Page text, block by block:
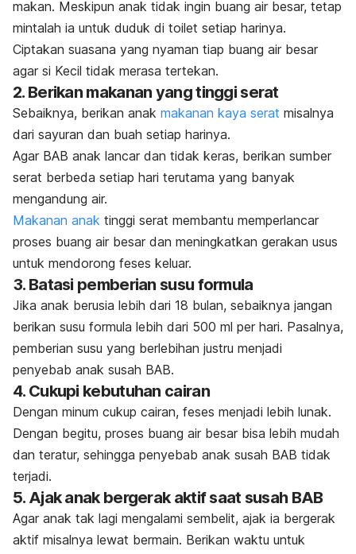
makan. Meskipun anak tidak ingin buang air besar, tetap
mintalah ia untuk duduk di toilet setiap harinya.
Ciptakan suasana yang nyaman tiap buang air besar
agar si Kecil tidak merasa tertekan.
2. Berikan makanan yang tinggi serat
Sebaiknya, berikan anak makanan kaya serat misalnya
dari sayuran dan buah setiap harinya.
Agar BAB anak lancar dan tidak keras, berikan sumber
serat berbeda setiap hari terutama yang banyak
mengandung air.
Makanan anak tinggi serat membantu memperlancar
proses buang air besar dan meningkatkan gerakan usus
untuk mendorong feses keluar.
3. Batasi pemberian susu formula
Jika anak berusia lebih dari 18 bulan, sebaiknya jangan
berikan susu formula lebih dari 500 ml per hari. Pasalnya,
pemberian susu yang berlebihan justru menjadi
penyebab anak susah BAB.
4. Cukupi kebutuhan cairan
Dengan minum cukup cairan, feses menjadi lebih lunak.
Dengan begitu, proses buang air besar bisa lebih mudah
dan teratur, sehingga penyebab anak susah BAB tidak
terjadi.
5. Ajak anak bergerak aktif saat susah BAB
Agar anak tak lagi mengalami sembelit, ajak ia bergerak
aktif misalnya lewat bermain. Berikan waktu untuk